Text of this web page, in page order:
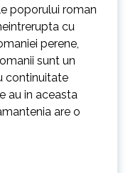
poporului roman
cu
perene,
sunt un
continuitate
au in aceasta
are o